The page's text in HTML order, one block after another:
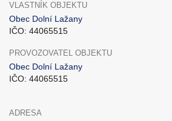
VLASTNÍK OBJEKTU
Obec Dolní Lažany
IČO: 44065515
PROVOZOVATEL OBJEKTU
Obec Dolní Lažany
IČO: 44065515
ADRESA